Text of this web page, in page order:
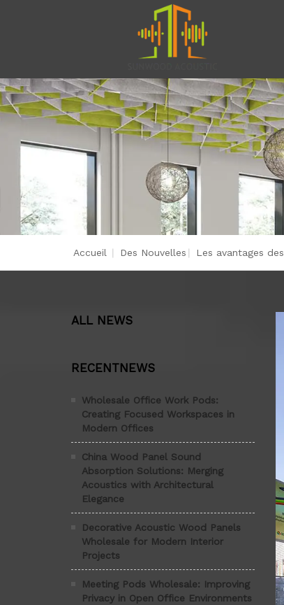
Accueil Des Nouvelles Les avantages
ALL NEWS
RECENTNEWS
Wholesale Office Work Pods:
Creating Focused Workspaces in
Modern Offices
China Wood Panel Sound
Absorption Solutions: Merging
Acoustics with Architectural
Elegance
Decorative Acoustic Wood Panels
Wholesale for Modern Interior
Projects
Meeting Pods Wholesale: Improving
Privacy in Open Office Environments